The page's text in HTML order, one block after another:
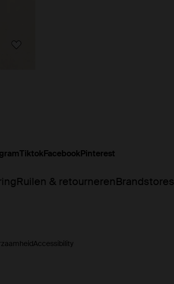
Ruilen & retournerenBrandstores
TiktokFacebookPinterest
Accessibility